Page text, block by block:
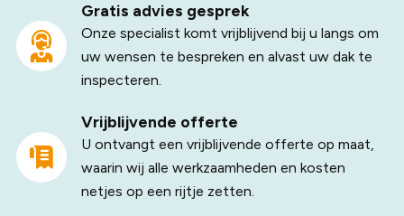
Gratis advies gesprek
Onze specialist komt vrijblijvend bij u langs om
uw wensen te bespreken en alvast uw dak te
inspecteren.
Vrijblijvende offerte
U ontvangt een vrijblijvende offerte op maat,
waarin wij alle werkzaamheden en kosten
netjes op een rijtje zetten.